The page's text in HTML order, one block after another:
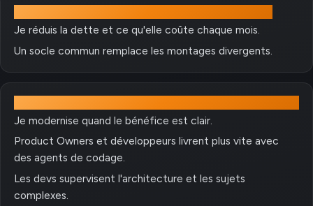
Je réduis la dette et ce qu'elle coûte chaque mois.
Un socle commun remplace les montages divergents.
Je modernise quand le bénéfice est clair.
Product Owners et développeurs livrent plus vite avec
des agents de codage.
Les devs supervisent l'architecture et les sujets
complexes.